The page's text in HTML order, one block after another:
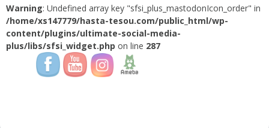
Warning: Undefined array key "sfsi_plus_mastodonIcon_order" in
/home/xs147779/hasta-tesou.com/public_html/wp-
content/plugins/ultimate-social-media-
plus/libs/sfsi_widget.php on line 287